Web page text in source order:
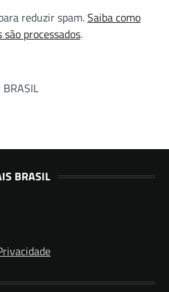
reduzir spam.Saiba como
processados.
BRASIL
BRASIL